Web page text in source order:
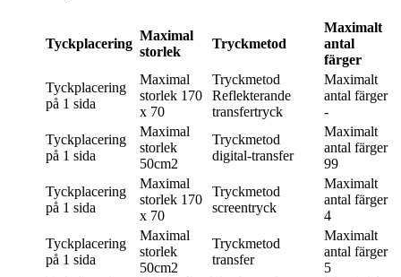
Tyckplacering
Maximal
storlek
Tryckmetod
Maximalt
antal
färger
Tyckplacering
på 1 sida
Maximal
storlek 170
x 70
Tryckmetod
Reflekterande
transfertryck
Maximalt
antal färger
-
Tyckplacering
på 1 sida
Maximal
storlek
50cm2
Tryckmetod
digital-transfer
Maximalt
antal färger
99
Tyckplacering
på 1 sida
Maximal
storlek 170
x 70
Tryckmetod
screentryck
Maximalt
antal färger
4
Tyckplacering
på 1 sida
Maximal
storlek
50cm2
Tryckmetod
transfer
Maximalt
antal färger
5